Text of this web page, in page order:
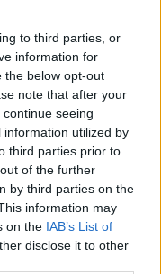
to third parties, or
information for
the below opt-out
note that after your
seeing
utilized by
third parties prior to
of the further
by third parties on the
information may
on the IAB’s List of
disclose it to other
sokat